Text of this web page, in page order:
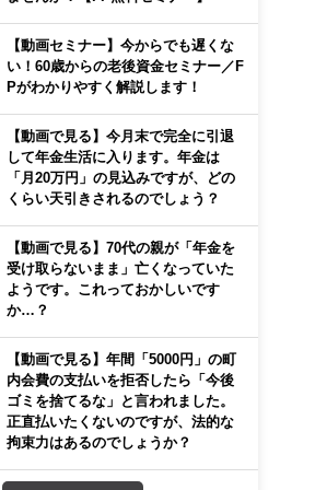
【動画セミナー】今からでも遅くな
い！60歳からの老後資金セミナー／F
Pがわかりやすく解説します！
【動画で見る】今月末で完全に引退
して年金生活に入ります。年金は
「月20万円」の見込みですが、どの
くらい天引きされるのでしょう？
【動画で見る】70代の親が「年金を
受け取らないまま」亡くなっていた
ようです。これっておかしいです
か…？
【動画で見る】年間「5000円」の町
内会費の支払いを拒否したら「今後
ゴミを捨てるな」と言われました。
正直払いたくないのですが、法的な
拘束力はあるのでしょうか？